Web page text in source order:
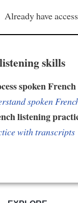
Already have
skills
spoken
spoken
listening
with transcripts